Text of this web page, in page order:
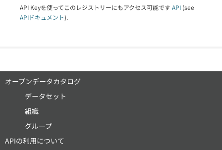
API Keyを使ってこのレジストリーにもアクセス可能です API (see
APIドキュメント).
オープンデータカタログ
データセット
組織
グループ
APIの利用について